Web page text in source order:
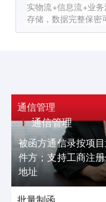
实物流+信息流+业
存储，数据完整保密
通信管理
通信管理
被函方通信录按项
件方；支持工商注
地址